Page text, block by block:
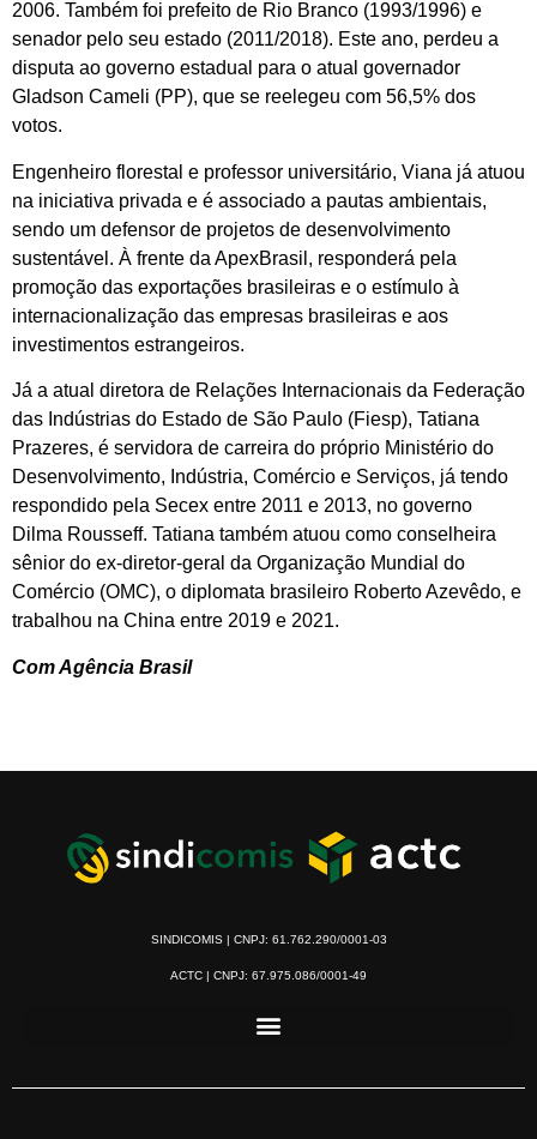
2006. Também foi prefeito de Rio Branco (1993/1996) e
senador pelo seu estado (2011/2018). Este ano, perdeu a
disputa ao governo estadual para o atual governador
Gladson Cameli (PP), que se reelegeu com 56,5% dos
votos.
Engenheiro florestal e professor universitário, Viana já atuou
na iniciativa privada e é associado a pautas ambientais,
sendo um defensor de projetos de desenvolvimento
sustentável. À frente da ApexBrasil, responderá pela
promoção das exportações brasileiras e o estímulo à
internacionalização das empresas brasileiras e aos
investimentos estrangeiros.
Já a atual diretora de Relações Internacionais da Federação
das Indústrias do Estado de São Paulo (Fiesp), Tatiana
Prazeres, é servidora de carreira do próprio Ministério do
Desenvolvimento, Indústria, Comércio e Serviços, já tendo
respondido pela Secex entre 2011 e 2013, no governo
Dilma Rousseff. Tatiana também atuou como conselheira
sênior do ex-diretor-geral da Organização Mundial do
Comércio (OMC), o diplomata brasileiro Roberto Azevêdo, e
trabalhou na China entre 2019 e 2021.
Com Agência Brasil
SINDICOMIS | CNPJ: 61.762.290/0001-03
ACTC | CNPJ: 67.975.086/0001-49